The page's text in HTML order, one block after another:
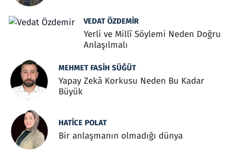
VEDAT ÖZDEMIR
Yerli ve Millî Söylemi Neden Doğru
Anlaşılmalı
MEHMET FASIH SÜĞÜT
Yapay Zekâ Korkusu Neden Bu Kadar
Büyük
HATICE POLAT
Bir anlaşmanın olmadığı dünya